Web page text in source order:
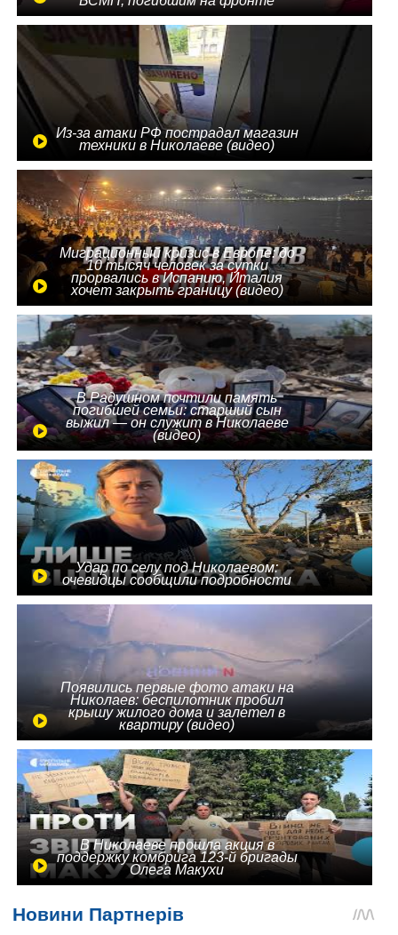
Из-за атаки РФ пострадал магазин
техники в Николаеве (видео)
Миграционный кризис в Европе: до
10 тысяч человек за сутки
прорвались в Испанию, Италия
хочет закрыть границу (видео)
В Радушном почтили память
погибшей семьи: старший сын
выжил — он служит в Николаеве
(видео)
Удар по селу под Николаевом:
очевидцы сообщили подробности
Появились первые фото атаки на
Николаев: беспилотник пробил
крышу жилого дома и залетел в
квартиру (видео)
В Николаеве прошла акция в
поддержку комбрига 123-й бригады
Олега Макухи